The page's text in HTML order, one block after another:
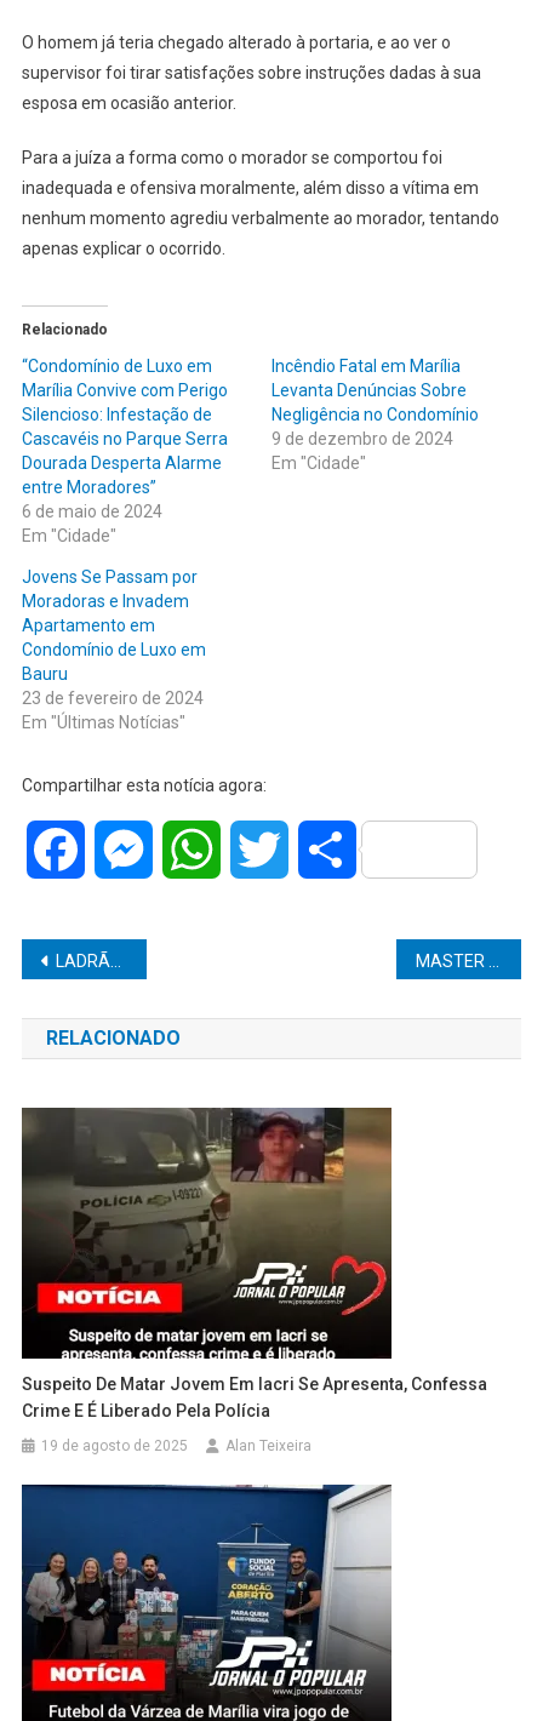
O homem já teria chegado alterado à portaria, e ao ver o
supervisor foi tirar satisfações sobre instruções dadas à sua
esposa em ocasião anterior.
Para a juíza a forma como o morador se comportou foi
inadequada e ofensiva moralmente, além disso a vítima em
nenhum momento agrediu verbalmente ao morador, tentando
apenas explicar o ocorrido.
Relacionado
“Condomínio de Luxo em
Marília Convive com Perigo
Silencioso: Infestação de
Cascavéis no Parque Serra
Dourada Desperta Alarme
entre Moradores”
6 de maio de 2024
Em "Cidade"
Incêndio Fatal em Marília
Levanta Denúncias Sobre
Negligência no Condomínio
9 de dezembro de 2024
Em "Cidade"
Jovens Se Passam por
Moradoras e Invadem
Apartamento em
Condomínio de Luxo em
Bauru
23 de fevereiro de 2024
Em "Últimas Notícias"
Compartilhar esta notícia agora:
Facebook MessengerWhatsAppTwitter Share
Navegação
de
Post
LADRÃO QUE TORTUROU IDOSA DE 69 EM ÁLVARO DE CARVALHO PEGA 7,7 ANOS DE PRISÃO MASTER IMÓVEIS TRAZ O RESIDENCIAL ALPÍNIA, SEU TERRENO DOS SONHOS TE ESPERA!
RELACIONADO
Suspeito De Matar Jovem Em Iacri Se Apresenta, Confessa
Crime E É Liberado Pela Polícia
19 de agosto de 2025 Alan Teixeira